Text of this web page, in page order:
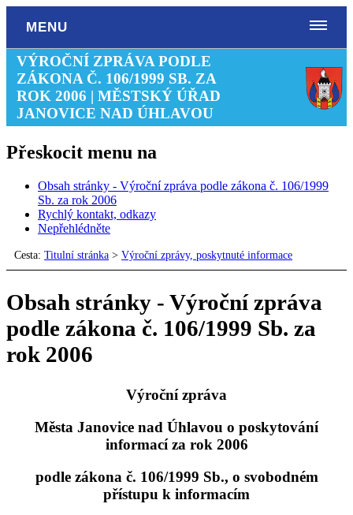
MENU
VÝROČNÍ ZPRÁVA PODLE
ZÁKONA Č. 106/1999 SB. ZA
ROK 2006 | MĚSTSKÝ ÚŘAD
JANOVICE NAD ÚHLAVOU
Přeskocit menu na
Obsah stránky - Výroční zpráva podle zákona č. 106/1999
Sb. za rok 2006
Rychlý kontakt, odkazy
Nepřehlédněte
Cesta: Titulní stránka >Výroční zprávy, poskytnuté informace
Obsah stránky - Výroční zpráva
podle zákona č. 106/1999 Sb. za
rok 2006
Výroční zpráva
Města Janovice nad Úhlavou o poskytování
informací za rok 2006
podle zákona č. 106/1999 Sb., o svobodném
přístupu k informacím